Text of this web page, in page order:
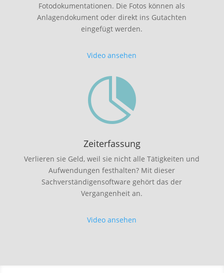
Fotodokumentationen. Die Fotos können als
Anlagendokument oder direkt ins Gutachten
eingefügt werden.
Video ansehen

Zeiterfassung
Verlieren sie Geld, weil sie nicht alle Tätigkeiten und
Aufwendungen festhalten? Mit dieser
Sachverständigensoftware gehört das der
Vergangenheit an.
Video ansehen